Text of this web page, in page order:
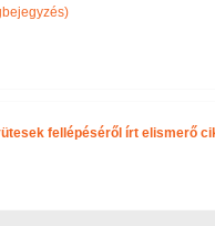
fellépéséről írt elismerő